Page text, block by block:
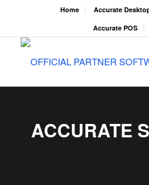
Home Accurate
Accurate POS
ACCURATE